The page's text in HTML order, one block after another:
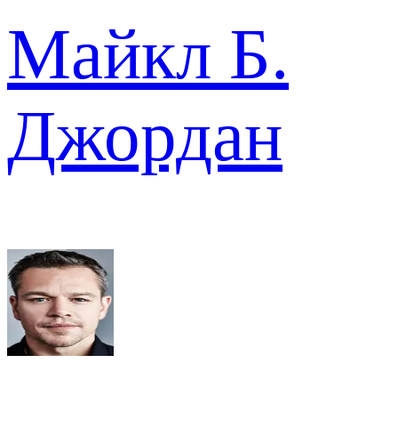
Майкл Б.
Джордан